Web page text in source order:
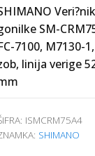
Veri?nik
SM-
7100, M7130-
linija verige
ISMCRM75A4
SHIMANO
56,5